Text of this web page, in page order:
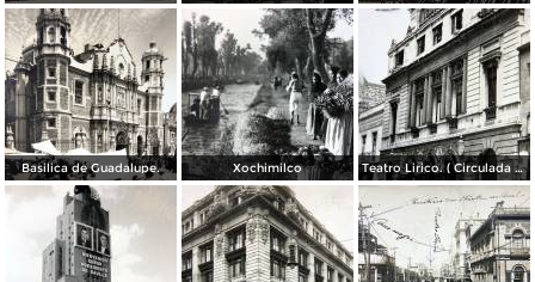
Basilica de Guadalupe. Xochimilco Teatro Lirico. ( Circulada el 1 de Agosto de 1926 ).